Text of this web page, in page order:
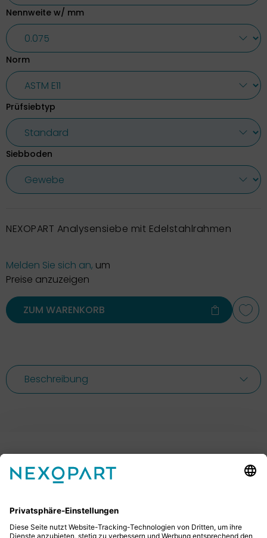
Nennweite w/ mm
Norm
Prüfsiebtyp
Siebboden
NEXOPART Analysensiebe mit Edelstahlrahmen
Melden Sie sich an, um
Preise anzuzeigen
ZUM WARENKORB
Beschreibung
Ihr Kontakt zu uns.
schreiben uns eine E-Mail.
+49 2522 59084 0